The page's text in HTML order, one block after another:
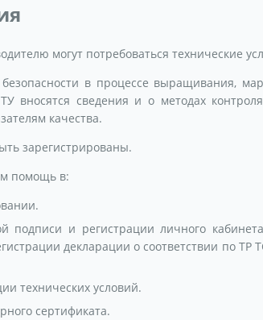
могут потребоваться технические
в процессе выращивания,
вносятся сведения и о методах
качества.
зарегистрированы.
помощь в:
подписи и регистрации личного
декларации о соответствии по ТР
технических условий.
сертификата.